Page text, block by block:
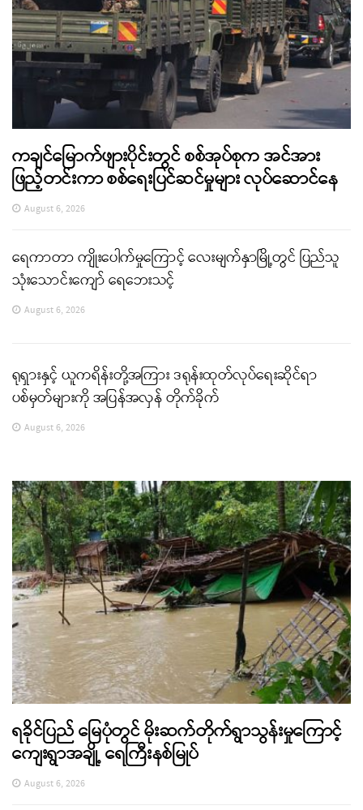
ကချင်မြောက်ဖျားပိုင်းတွင် စစ်အုပ်စုက အင်အား
ဖြည့်တင်းကာ စစ်ရေးပြင်ဆင်မှုများ လုပ်ဆောင်နေ
August 6, 2026
ရေကာတာ ကျိုးပေါက်မှုကြောင့် လေးမျက်နှာမြို့တွင် ပြည်သူ
သုံးသောင်းကျော် ရေဘေးသင့်
August 6, 2026
ရုရှားနှင့် ယူကရိန်းတို့အကြား ဒရုန်းထုတ်လုပ်ရေးဆိုင်ရာ
ပစ်မှတ်များကို အပြန်အလှန် တိုက်ခိုက်
August 6, 2026
ရခိုင်ပြည် မြေပုံတွင် မိုးဆက်တိုက်ရွာသွန်းမှုကြောင့်
ကျေးရွာအချို့ ရေကြီးနစ်မြုပ်
August 6, 2026